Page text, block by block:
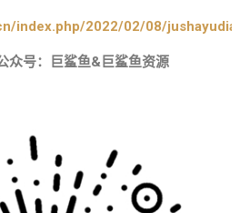
index.php/2022/02/08/
众号：巨鲨鱼&巨鲨鱼资源